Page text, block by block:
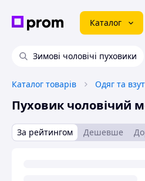
Каталог
Зимові чоловічі пуховики
Каталог товарів Одяг та
Пуховик чоловічий
За рейтингом Дешевше